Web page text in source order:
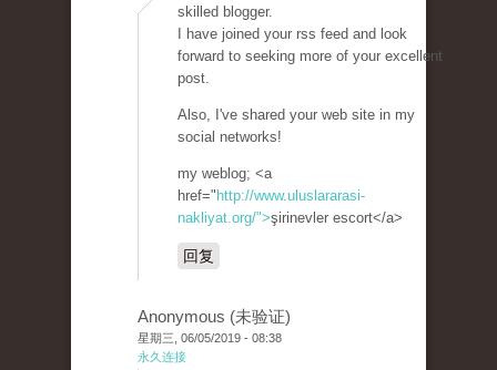
skilled blogger.
I have joined your rss feed and look
forward to seeking more of your excellent
post.
Also, I've shared your web site in my
social networks!
my weblog; <a
href=" http://www.uluslararasi-
nakliyat.org/">şirinevler escort</a>
回复
Anonymous (未验证)
星期三, 06/05/2019 - 08:38
永久连接